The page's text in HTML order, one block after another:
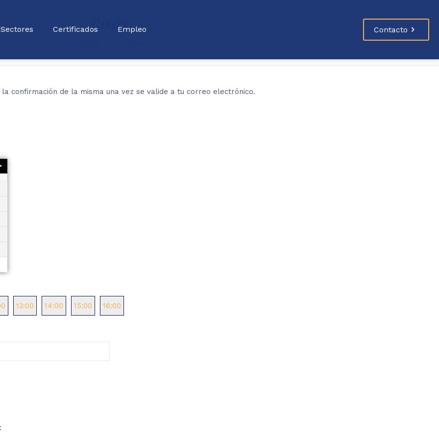
Sectores Certificados Empleo Contacto
Citas
confirmación de la misma una vez se valide a tu correo electrónico.
13:00 14:00 15:00 16:00